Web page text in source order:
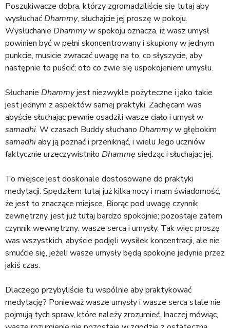
Poszukiwacze dobra, którzy zgromadziliście się tutaj aby
wysłuchaćDhammy, słuchajcie jej proszę w pokoju.
Wysłuchanie Dhammyw spokoju oznacza, iż wasz umysł
powinien być w pełni skoncentrowany i skupiony w jednym
punkcie, musicie zwracać uwagę na to, co słyszycie, aby
następnie to puścić; oto co zwie się uspokojeniem umysłu.
Słuchanie Dhammyjest niezwykle pożyteczne i jako takie
jest jednym z aspektów samej praktyki. Zachęcam was
abyście słuchając pewnie osadzili wasze ciało i umysł w
samadhi. W czasach Buddy słuchano Dhammyw głębokim
samadhiaby ją poznać i przeniknąć, i wielu Jego uczniów
faktycznie urzeczywistniło Dhammę siedząc i słuchając jej.
To miejsce jest doskonale dostosowane do praktyki
medytacji. Spędziłem tutaj już kilka nocy i mam świadomość,
że jest to znaczące miejsce. Biorąc pod uwagę czynnik
zewnętrzny, jest już tutaj bardzo spokojnie; pozostaje zatem
czynnik wewnętrzny: wasze serca i umysły. Tak więc proszę
was wszystkich, abyście podjęli wysiłek koncentracji, ale nie
smućcie się, jeżeli wasze umysły będą spokojne jedynie przez
jakiś czas.
Dlaczego przybyliście tu wspólnie aby praktykować
medytację? Ponieważ wasze umysły i wasze serca stale nie
pojmują tych spraw, które należy zrozumieć. Inaczej mówiąc,